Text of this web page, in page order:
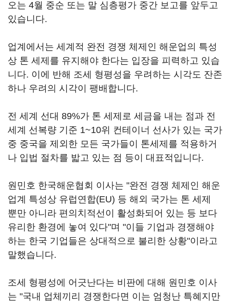
오는 4월 중순 또는 말 심층평가 중간 보고를 앞두고
있습니다.
업계에서는 세계적 완전 경쟁 체제인 해운업의 특성
상 톤 세제를 유지해야 한다는 입장을 피력하고 있습
니다. 이에 반해 조세 형평성을 우려하는 시각도 잔존
하나 우려의 시각이 팽배합니다.
전 세계 선대 89%가 톤 세제로 세금을 내는 점과 전
세계 선복량 기준 1~10위 컨테이너 선사가 있는 국가
중 중국을 제외한 모든 국가들이 톤세제를 적용하거
나 입법 절차를 밟고 있는 점 등이 대표적입니다.
원민호 한국해운협회 이사는 "완전 경쟁 체제인 해운
업계 특성상 유럽연합(EU) 등 해외 국가는 톤 세제
뿐만 아니라 편의치적선이 활성화되어 있는 등 보다
유리한 환경에 놓여 있다"며 "이들 기업과 경쟁해야
하는 한국 기업들은 상대적으로 불리한 상황"이라고
말했습니다.
조세 형평성에 어긋난다는 비판에 대해 원민호 이사
는 "국내 업체끼리 경쟁한다면 이는 엄청난 특혜지만